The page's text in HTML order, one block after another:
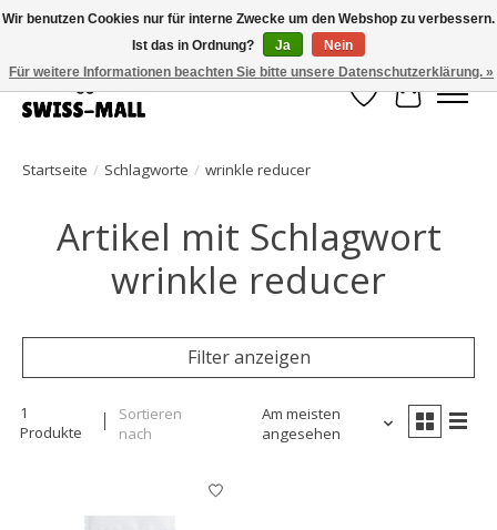
Kostenloser Versand ab CHF 250 – pünktlich und zuverlässig geliefert
Wunschzettel
Ihr
Startseite / Schlagworte / wrinkle reducer
Artikel mit Schlagwort
wrinkle reducer
Filter anzeigen
1
Produkte
Sortieren
nach
Am meisten
angesehen
Wir benutzen Cookies nur für interne Zwecke um den Webshop zu verbessern.
Ist das in Ordnung?
Ja
Nein
Für weitere Informationen beachten Sie bitte unsere Datenschutzerklärung. »